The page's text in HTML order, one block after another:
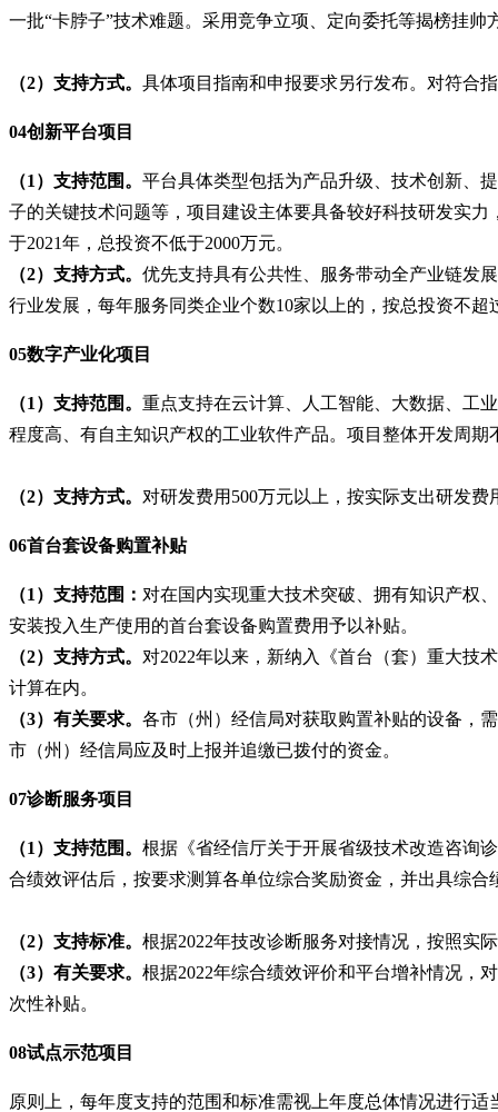
一批“卡脖子”技术难题。采用竞争立项、定向委托等揭榜挂
（2）支持方式。 具体项目指南和申报要求另行发布。对符合
04创新平台项目
（1）支持范围。 平台具体类型包括为产品升级、技术创新、
子的关键技术问题等，项目建设主体要具备较好科技研发实
于2021年，总投资不低于2000万元。
（2）支持方式。 优先支持具有公共性、服务带动全产业链发
行业发展，每年服务同类企业个数10家以上的，按总投资不超
05数字产业化项目
（1）支持范围。 重点支持在云计算、人工智能、大数据、工
程度高、有自主知识产权的工业软件产品。项目整体开发周期
（2）支持方式。 对研发费用 500万元以上，按实际支出研发
06首台套设备购置补贴
（1）支持范围： 对在国内实现重大技术突破、拥有知识产权
安装投入生产使用的首台套设备购置费用予以补贴。
（2）支持方式。 对2022年以来，新纳入《首台（套）重大技
计算在内。
（3）有关要求。 各市（州）经信局对获取购置补贴的设备，
市（州）经信局应及时上报并追缴已拨付的资金。
07诊断服务项目
（1）支持范围。 根据《省经信厅关于开展省级技术改造咨询
合绩效评估后，按要求测算各单位综合奖励资金，并出具综合
（2）支持标准。 根据2022年技改诊断服务对接情况，按照实
（3）有关要求。 根据2022年综合绩效评价和平台增补情况，
次性补贴。
08试点示范项目
原则上，每年度支持的范围和标准需视上年度总体情况进行适